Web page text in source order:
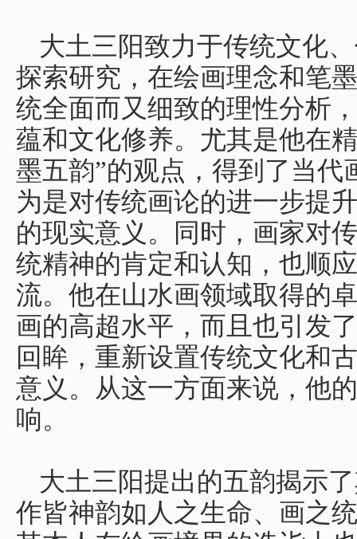
大土三阳致力于传统文化
探索研究，在绘画理念和笔
统全面而又细致的理性分析
蕴和文化修养。尤其是他在
墨五韵”的观点，得到了当
为是对传统画论的进一步提
的现实意义。同时，画家对
统精神的肯定和认知，也顺
流。他在山水画领域取得的
画的高超水平，而且也引发
回眸，重新设置传统文化和
意义。从这一方面来说，他
响。
大土三阳提出的五韵揭示
作皆神韵如人之生命、画之